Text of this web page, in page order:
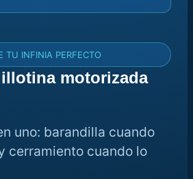
TU INFINIA PERFECTO
motorizada
uno: barandilla cuando
cerramiento cuando lo